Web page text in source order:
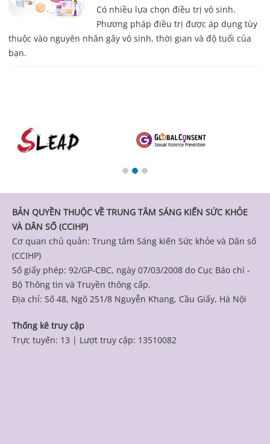
Có nhiều lựa chọn điều trị vô sinh.
Phương pháp điều trị được áp dụng tùy
thuộc vào nguyên nhân gây vô sinh, thời gian và độ tuổi của
bạn.
BẢN QUYỀN THUỘC VỀ TRUNG TÂM SÁNG KIẾN SỨC KHỎE
VÀ DÂN SỐ (CCIHP)
Cơ quan chủ quản: Trung tâm Sáng kiến Sức khỏe và Dân số
(CCIHP)
Số giấy phép: 92/GP-CBC, ngày 07/03/2008 do Cục Báo chí -
Bộ Thông tin và Truyền thông cấp.
Địa chỉ: Số 48, Ngõ 251/8 Nguyễn Khang, Cầu Giấy, Hà Nội
Thống kê truy cập
Trực tuyến: 13 | Lượt truy cập: 13510082